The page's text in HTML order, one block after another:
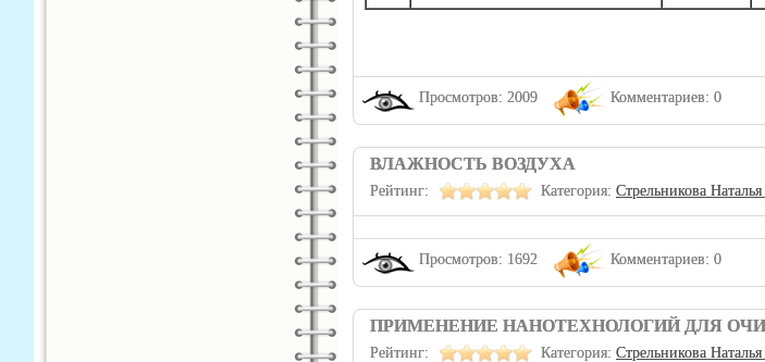
Просмотров: 2009 Комментариев: 0
ВЛАЖНОСТЬ ВОЗДУХА
Рейтинг: Категория: Стрельникова
Просмотров: 1692 Комментариев: 0
ПРИМЕНЕНИЕ НАНОТЕХНОЛОГИЙ ДЛЯ
Рейтинг: Категория: Стрельникова